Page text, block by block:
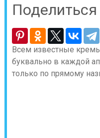
Всем известные
буквально в каждой
только по прямому